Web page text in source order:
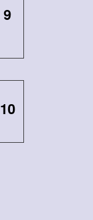
9
10